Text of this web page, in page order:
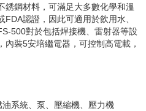
銹鋼材料，可滿足大多數化學和溫
FDA認證，因此可適用於飲用水、
500對於包括焊接機、雷射器等設
內裝5安培繼電器，可控制高電載，
系統、泵、壓縮機、壓力機